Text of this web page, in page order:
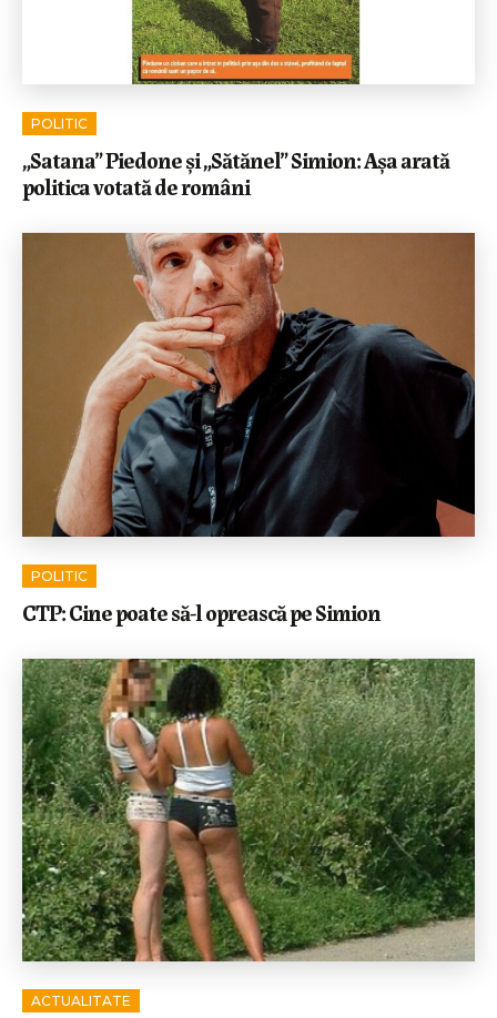
POLITIC
„Satana” Piedone și „Sătănel” Simion: Așa arată
politica votată de români
POLITIC
CTP: Cine poate să-l oprească pe Simion
ACTUALITATE